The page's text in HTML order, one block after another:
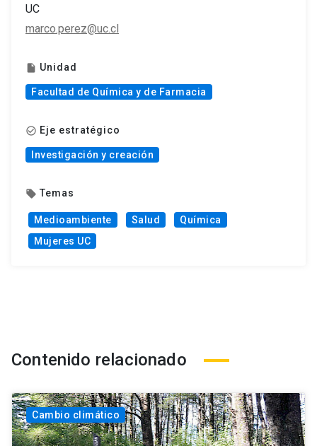
UC
marco.perez@uc.cl
insert_drive_file Unidad
Facultad de Química y de Farmacia
check_circle_outline Eje estratégico
Investigación y creación
local_offer Temas
Medioambiente Salud
Química
Mujeres UC
Contenido relacionado
Cambio climático